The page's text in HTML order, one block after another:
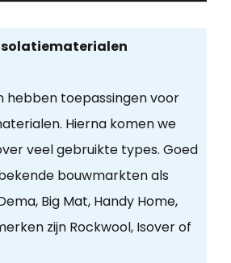
hebben toepassingen voor
Hierna komen we
veel gebruikte types. Goed
bouwmarkten als
Big Mat, Handy Home,
zijn Rockwool, Isover of